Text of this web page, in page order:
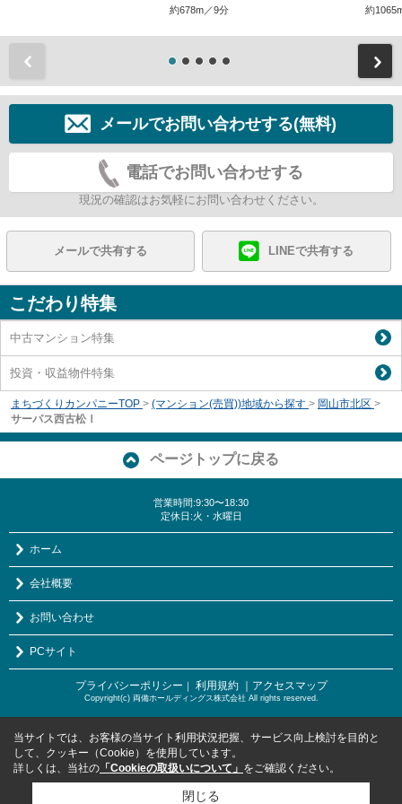
約678m／9分 約
メールでお問い合わせする(無料)
電話でお問い合わせする
現況の確認はお気軽にお問い合わせください。
メールで共有する LINEで共有する
こだわり特集
中古マンション特集
投資・収益物件特集
まちづくりカンパニーTOP > (マンション(売買))地域から探す > 岡山市北区 >
サーパス西古松Ⅰ
ページトップに戻る
営業時間:9:30〜18:30
定休日:火・水曜日
ホーム
会社概要
お問い合わせ
PCサイト
プライバシーポリシー ｜ 利用規約 ｜アクセスマップ
Copyright(c) 両備ホールディングス株式会社 All rights reserved.
当サイトでは、お客様の当サイト利用状況把握、サービス向上検討を目的と
して、クッキー（Cookie）を使用しています。
詳しくは、当社の 「Cookieの取扱いについて」 をご確認ください。
閉じる